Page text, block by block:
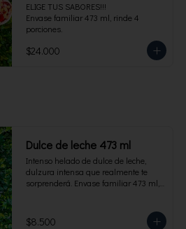
ELIGE TUS SABORES!!!
Envase familiar 473 ml, rinde 4
porciones.
$24.000
Dulce de leche 473 ml
Intenso helado de dulce de leche,
dulzura intensa que realmente te
sorprenderá. Envase familiar 473 ml,
$8.500